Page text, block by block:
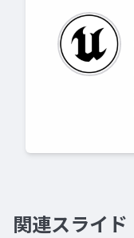
関連スライド